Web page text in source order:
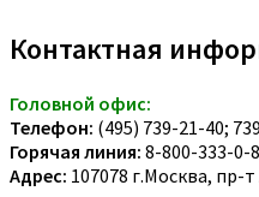
Контактная
Головной офис:
Телефон: (495) 739-21-40;
Горячая линия: 8-800-333-0-
Адрес: 107078 г.Москва, пр-